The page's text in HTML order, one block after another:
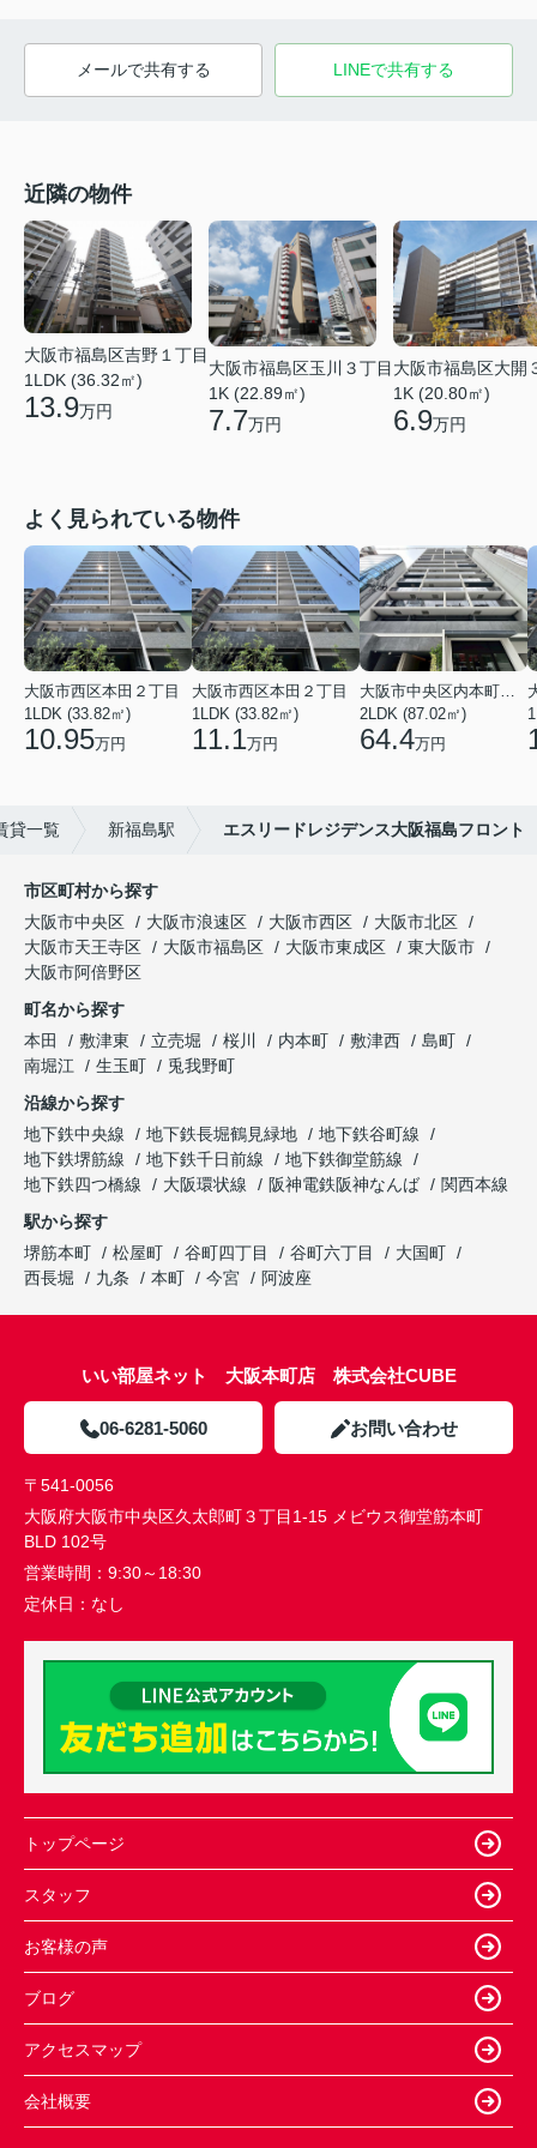
メールで共有する LINEで共有する
近隣の物件
大阪市福島区吉野１丁目
1LDK (36.32㎡)
13.9万円
大阪市福島区玉川３丁目
1K (22.89㎡)
7.7万円
大阪市福島区大開
1K (20.80㎡)
6.9万円
よく見られている物件
大阪市西区本田２丁目
1LDK (33.82㎡)
10.95万円
大阪市西区本田２丁目
1LDK (33.82㎡)
11.1万円
大阪市中央区内本町１丁目
2LDK (87.02㎡)
64.4万円
貸一覧 新福島駅 エスリードレジデンス大阪福島フロント
市区町村から探す
大阪市中央区
大阪市浪速区 大阪市西区
大阪市北区
大阪市天王寺区
大阪市福島区 大阪市東成区
東大阪市
大阪市阿倍野区
町名から探す
本田
敷津東 立売堀 桜川 内本町 敷津西
島町
南堀江
生玉町
兎我野町
沿線から探す
地下鉄中央線
地下鉄長堀鶴見緑地
地下鉄谷町線
地下鉄堺筋線
地下鉄千日前線
地下鉄御堂筋線
地下鉄四つ橋線
大阪環状線 阪神電鉄阪神なんば
関西本線
駅から探す
堺筋本町
松屋町 谷町四丁目 谷町六丁目
大国町
西長堀
九条 本町 今宮 阿波座
いい部屋ネット 大阪本町店 株式会社CUBE
06-6281-5060 お問い合わせ
〒541-0056
大阪府大阪市中央区久太郎町３丁目1-15 メビウス御堂筋本町
BLD 102号
営業時間： 9:30～18:30
定休日： なし
トップページ
スタッフ
お客様の声
ブログ
アクセスマップ
会社概要